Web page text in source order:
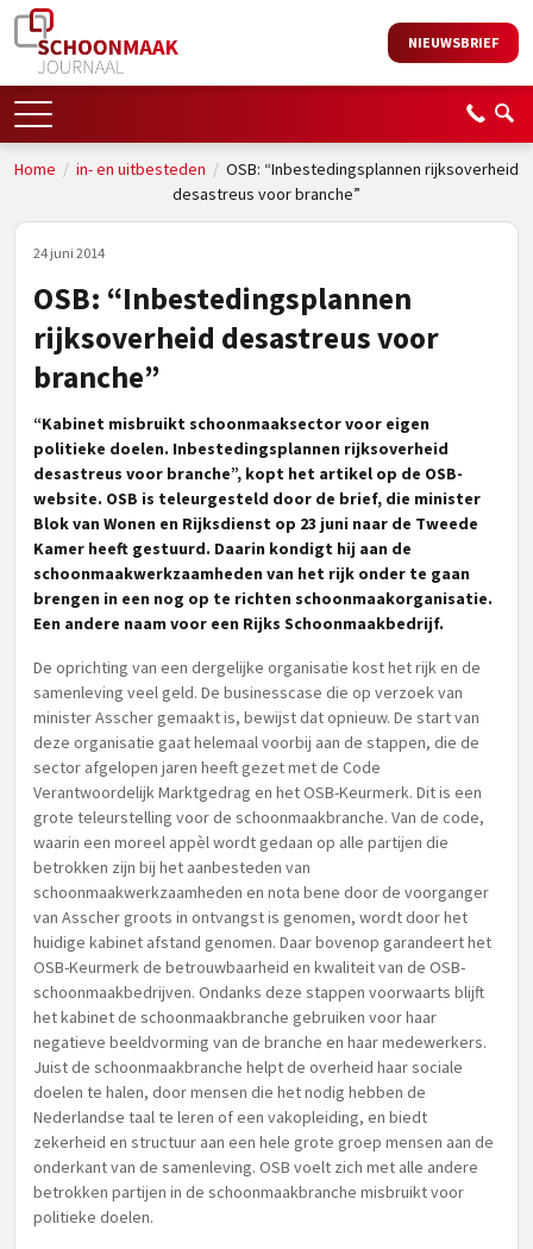
NIEUWSBRIEF
Home / in- en uitbesteden / OSB: “Inbestedingsplannen rijksoverheid
desastreus voor branche”
24 juni 2014
OSB: “Inbestedingsplannen
rijksoverheid desastreus voor
branche”
“Kabinet misbruikt schoonmaaksector voor eigen
politieke doelen. Inbestedingsplannen rijksoverheid
desastreus voor branche”, kopt het artikel op de OSB-
website. OSB is teleurgesteld door de brief, die minister
Blok van Wonen en Rijksdienst op 23 juni naar de Tweede
Kamer heeft gestuurd. Daarin kondigt hij aan de
schoonmaakwerkzaamheden van het rijk onder te gaan
brengen in een nog op te richten schoonmaakorganisatie.
Een andere naam voor een Rijks Schoonmaakbedrijf.
De oprichting van een dergelijke organisatie kost het rijk en de
samenleving veel geld. De businesscase die op verzoek van
minister Asscher gemaakt is, bewijst dat opnieuw. De start van
deze organisatie gaat helemaal voorbij aan de stappen, die de
sector afgelopen jaren heeft gezet met de Code
Verantwoordelijk Marktgedrag en het OSB-Keurmerk. Dit is een
grote teleurstelling voor de schoonmaakbranche. Van de code,
waarin een moreel appèl wordt gedaan op alle partijen die
betrokken zijn bij het aanbesteden van
schoonmaakwerkzaamheden en nota bene door de voorganger
van Asscher groots in ontvangst is genomen, wordt door het
huidige kabinet afstand genomen. Daar bovenop garandeert het
OSB-Keurmerk de betrouwbaarheid en kwaliteit van de OSB-
schoonmaakbedrijven. Ondanks deze stappen voorwaarts blijft
het kabinet de schoonmaakbranche gebruiken voor haar
negatieve beeldvorming van de branche en haar medewerkers.
Juist de schoonmaakbranche helpt de overheid haar sociale
doelen te halen, door mensen die het nodig hebben de
Nederlandse taal te leren of een vakopleiding, en biedt
zekerheid en structuur aan een hele grote groep mensen aan de
onderkant van de samenleving. OSB voelt zich met alle andere
betrokken partijen in de schoonmaakbranche misbruikt voor
politieke doelen.